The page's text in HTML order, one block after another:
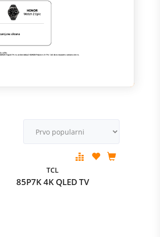
TCL
85P7K 4K QLED TV